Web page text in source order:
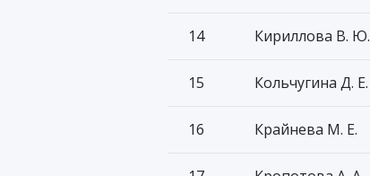
14 Кириллова В. Ю.
15 Кольчугина Д. Е.
16 Крайнева М. Е.